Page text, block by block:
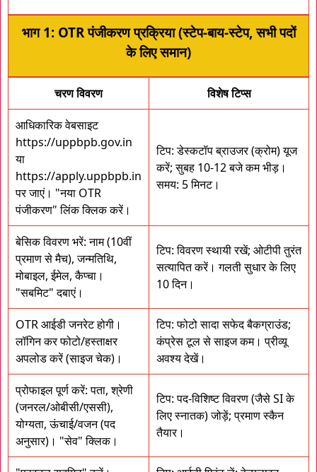
भाग 1: OTR पंजीकरण प्रक्रिया (स्टेप-बाय-स्टेप, सभी पदों
के लिए समान)
चरण विवरण विशेष टिप्स
आधिकारिक वेबसाइट
https://uppbpb.gov.in
या
https://apply.uppbpb.in
पर जाएं। "नया OTR
पंजीकरण" लिंक क्लिक करें।
टिप: डेस्कटॉप ब्राउजर (क्रोम) यूज
करें; सुबह 10-12 बजे कम भीड़।
समय: 5 मिनट।
बेसिक विवरण भरें: नाम (10वीं
प्रमाण से मैच), जन्मतिथि,
मोबाइल, ईमेल, कैप्चा।
"सबमिट" दबाएं।
टिप: विवरण स्थायी रखें; ओटीपी तुरंत
सत्यापित करें। गलती सुधार के लिए
10 दिन।
OTR आईडी जनरेट होगी।
लॉगिन कर फोटो/हस्ताक्षर
अपलोड करें (साइज चेक)।
टिप: फोटो सादा सफेद बैकग्राउंड;
कंप्रेस टूल से साइज कम। प्रीव्यू
अवश्य देखें।
प्रोफाइल पूर्ण करें: पता, श्रेणी
(जनरल/ओबीसी/एससी),
योग्यता, ऊंचाई/वजन (पद
अनुसार)। "सेव" क्लिक।
टिप: पद-विशिष्ट विवरण (जैसे SI के
लिए स्नातक) जोड़ें; प्रमाण स्कैन
तैयार।